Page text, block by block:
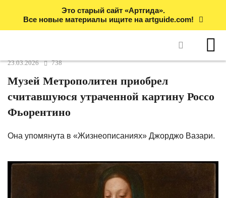
Это старый сайт «Артгида».
Все новые материалы ищите на artguide.com!
23.03.2026 738
Музей Метрополитен приобрел
считавшуюся утраченной картину Россо
Фьорентино
Она упомянута в «Жизнеописаниях» Джорджо Вазари.